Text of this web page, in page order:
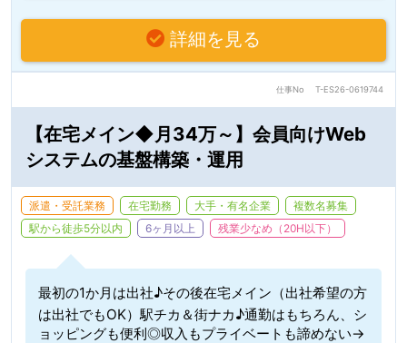
詳細を見る
仕事No T-ES26-0619744
【在宅メイン◆月34万～】会員向けWeb
システムの基盤構築・運用
派遣・受託業務 在宅勤務 大手・有名企業
複数名募集
駅から徒歩5分以内
6ヶ月以上 残業少なめ（20H以下）
最初の1か月は出社♪その後在宅メイン（出社希望の方
は出社でもOK）駅チカ＆街ナカ♪通勤はもちろん、シ
ョッピングも便利◎収入もプライベートも諦めない→